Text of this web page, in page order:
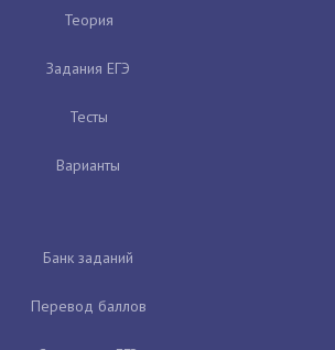
Теория
Задания ЕГЭ
Тесты
Варианты
Банк заданий
Перевод баллов